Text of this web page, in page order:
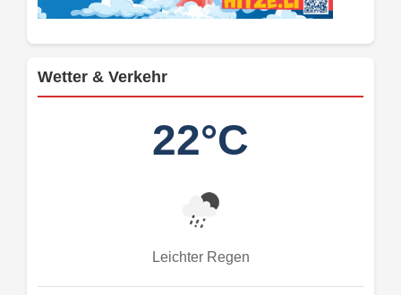
Wetter & Verkehr
22°C
Leichter Regen